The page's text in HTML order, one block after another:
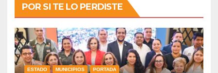
POR SI TE LO PERDISTE
ESTADO MUNICIPIOS PORTADA